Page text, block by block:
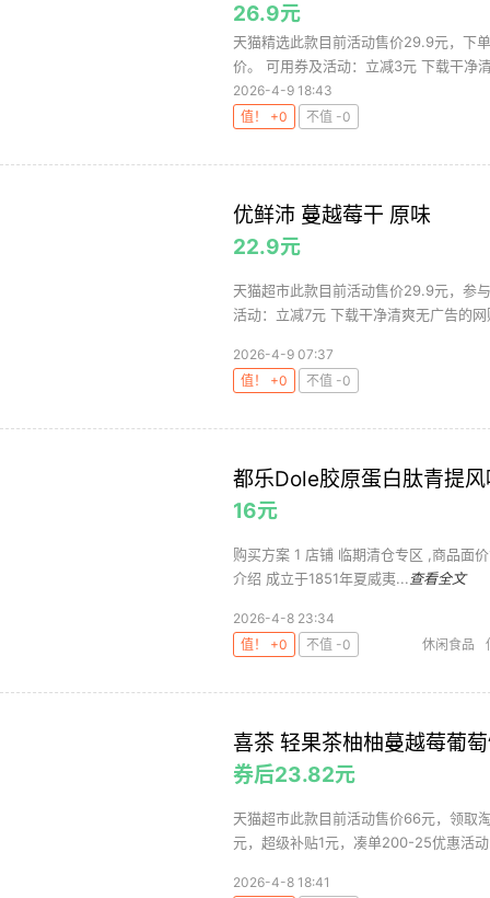
26.9元
天猫精选此款目前活动售价29.9元，下
价。 可用券及活动：立减3元 下载干净
2026-4-9 18:43
值！ +0
不值 -0
优鲜沛 蔓越莓干 原味
22.9元
天猫超市此款目前活动售价29.9元，参
活动：立减7元 下载干净清爽无广告的
2026-4-9 07:37
值！ +0
不值 -0
都乐Dole胶原蛋白肽青提
16元
购买方案 1 店铺 临期清仓专区 ,商品面
介绍 成立于1851年夏威夷... 查看全文
2026-4-8 23:34
值！ +0
不值 -0 休闲食品
喜茶 轻果茶柚柚蔓越莓葡
券后23.82元
天猫超市此款目前活动售价66元，领取
元，超级补贴1元，凑单200-25优惠活
2026-4-8 18:41